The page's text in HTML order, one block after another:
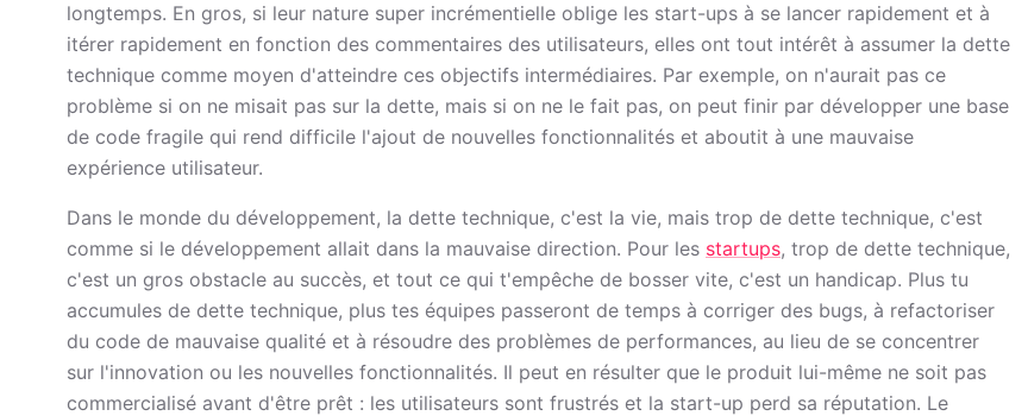
longtemps. En gros, si leur nature super incrémentielle oblige les start-ups à se lancer rapidement et à
itérer rapidement en fonction des commentaires des utilisateurs, elles ont tout intérêt à assumer la dette
technique comme moyen d'atteindre ces objectifs intermédiaires. Par exemple, on n'aurait pas ce
problème si on ne misait pas sur la dette, mais si on ne le fait pas, on peut finir par développer une base
de code fragile qui rend difficile l'ajout de nouvelles fonctionnalités et aboutit à une mauvaise
expérience utilisateur.
Dans le monde du développement, la dette technique, c'est la vie, mais trop de dette technique, c'est
comme si le développement allait dans la mauvaise direction. Pour les startups, trop de dette technique,
c'est un gros obstacle au succès, et tout ce qui t'empêche de bosser vite, c'est un handicap. Plus tu
accumules de dette technique, plus tes équipes passeront de temps à corriger des bugs, à refactoriser
du code de mauvaise qualité et à résoudre des problèmes de performances, au lieu de se concentrer
sur l'innovation ou les nouvelles fonctionnalités. Il peut en résulter que le produit lui-même ne soit pas
commercialisé avant d'être prêt : les utilisateurs sont frustrés et la start-up perd sa réputation. Le